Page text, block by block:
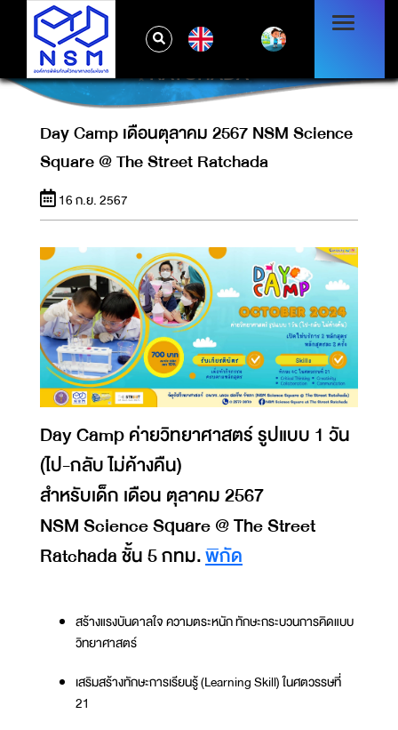
DAY CAMP เดือนตุลาคม 2567 NSM
SCIENCE SQUARE @ THE STREET
RATCHADA
Day Camp เดือนตุลาคม 2567 NSM Science
Square @ The Street Ratchada
16 ก.ย. 2567
Day Camp ค่ายวิทยาศาสตร์ รูปแบบ 1 วัน
(ไป-กลับ ไม่ค้างคืน)
สำหรับเด็ก เดือน ตุลาคม 2567
NSM Science Square @ The Street
Ratchada ชั้น 5 กทม.พิกัด
สร้างแรงบันดาลใจ ความตระหนัก ทักษะกระบวนการคิดแบบ
วิทยาศาสตร์
เสริมสร้างทักษะการเรียนรู้ (Learning Skill) ในศตวรรษที่
21